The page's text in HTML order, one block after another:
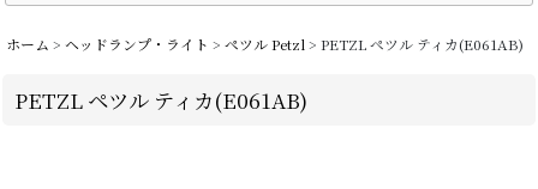
ホーム > ヘッドランプ・ライト > ペツル Petzl > PETZL ペツル ティカ(E061AB)
PETZL ペツル ティカ(E061AB)